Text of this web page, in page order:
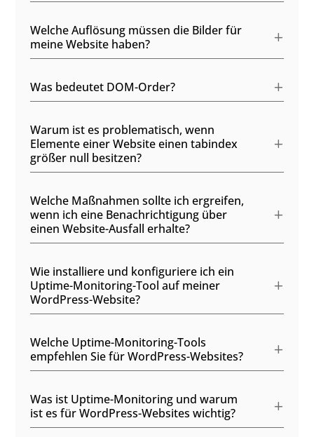
Welche Auflösung müssen die Bilder für
meine Website haben?
Was bedeutet DOM-Order?
Warum ist es problematisch, wenn
Elemente einer Website einen tabindex
größer null besitzen?
Welche Maßnahmen sollte ich ergreifen,
wenn ich eine Benachrichtigung über
einen Website-Ausfall erhalte?
Wie installiere und konfiguriere ich ein
Uptime-Monitoring-Tool auf meiner
WordPress-Website?
Welche Uptime-Monitoring-Tools
empfehlen Sie für WordPress-Websites?
Was ist Uptime-Monitoring und warum
ist es für WordPress-Websites wichtig?